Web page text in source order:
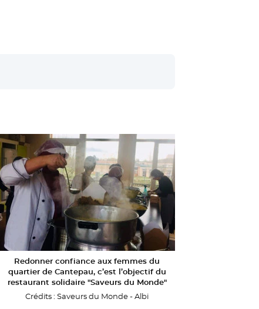
Redonner confiance aux femmes du
quartier de Cantepau, c’est l’objectif du
restaurant solidaire "Saveurs du Monde"
Crédits :Saveurs du Monde - Albi